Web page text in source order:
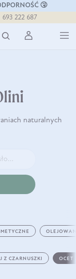
🤧
693 222 687
naturalnych
Z CZARNUSZKI OCET